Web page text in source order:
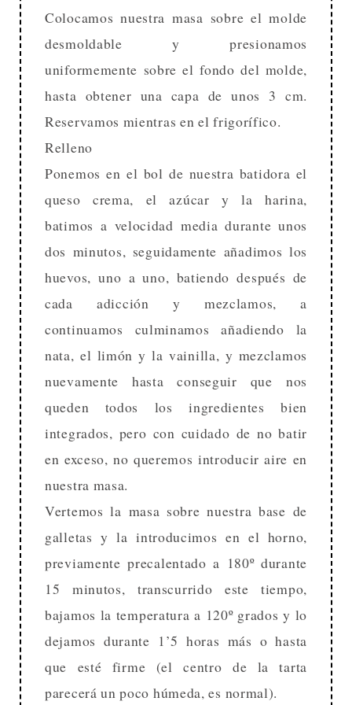
Colocamos nuestra masa sobre el molde
desmoldable y presionamos
uniformemente sobre el fondo del molde,
hasta obtener una capa de unos 3 cm.
Reservamos mientras en el frigorífico.
Relleno
Ponemos en el bol de nuestra batidora el
queso crema, el azúcar y la harina,
batimos a velocidad media durante unos
dos minutos, seguidamente añadimos los
huevos, uno a uno, batiendo después de
cada adicción y mezclamos, a
continuamos culminamos añadiendo la
nata, el limón y la vainilla, y mezclamos
nuevamente hasta conseguir que nos
queden todos los ingredientes bien
integrados, pero con cuidado de no batir
en exceso, no queremos introducir aire en
nuestra masa.
Vertemos la masa sobre nuestra base de
galletas y la introducimos en el horno,
previamente precalentado a 180º durante
15 minutos, transcurrido este tiempo,
bajamos la temperatura a 120º grados y lo
dejamos durante 1’5 horas más o hasta
que esté firme (el centro de la tarta
parecerá un poco húmeda, es normal).